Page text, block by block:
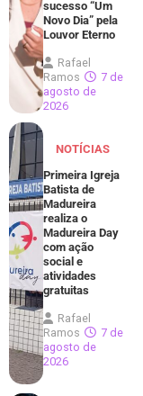
sucesso “Um
Novo Dia” pela
Louvor Eterno
Rafael
Ramos
7 de
agosto de
2026
NOTÍCIAS
Primeira Igreja
Batista de
Madureira
realiza o
Madureira Day
com ação
social e
atividades
gratuitas
Rafael
Ramos
7 de
agosto de
2026